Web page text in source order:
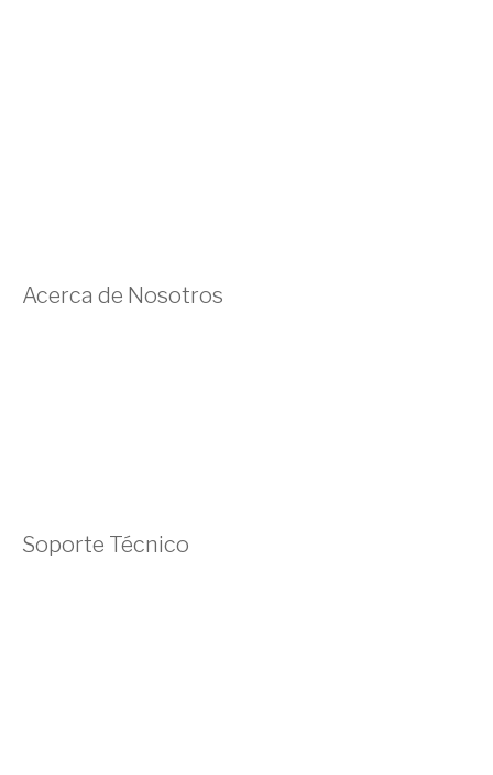
Acerca de Nosotros
Soporte Técnico